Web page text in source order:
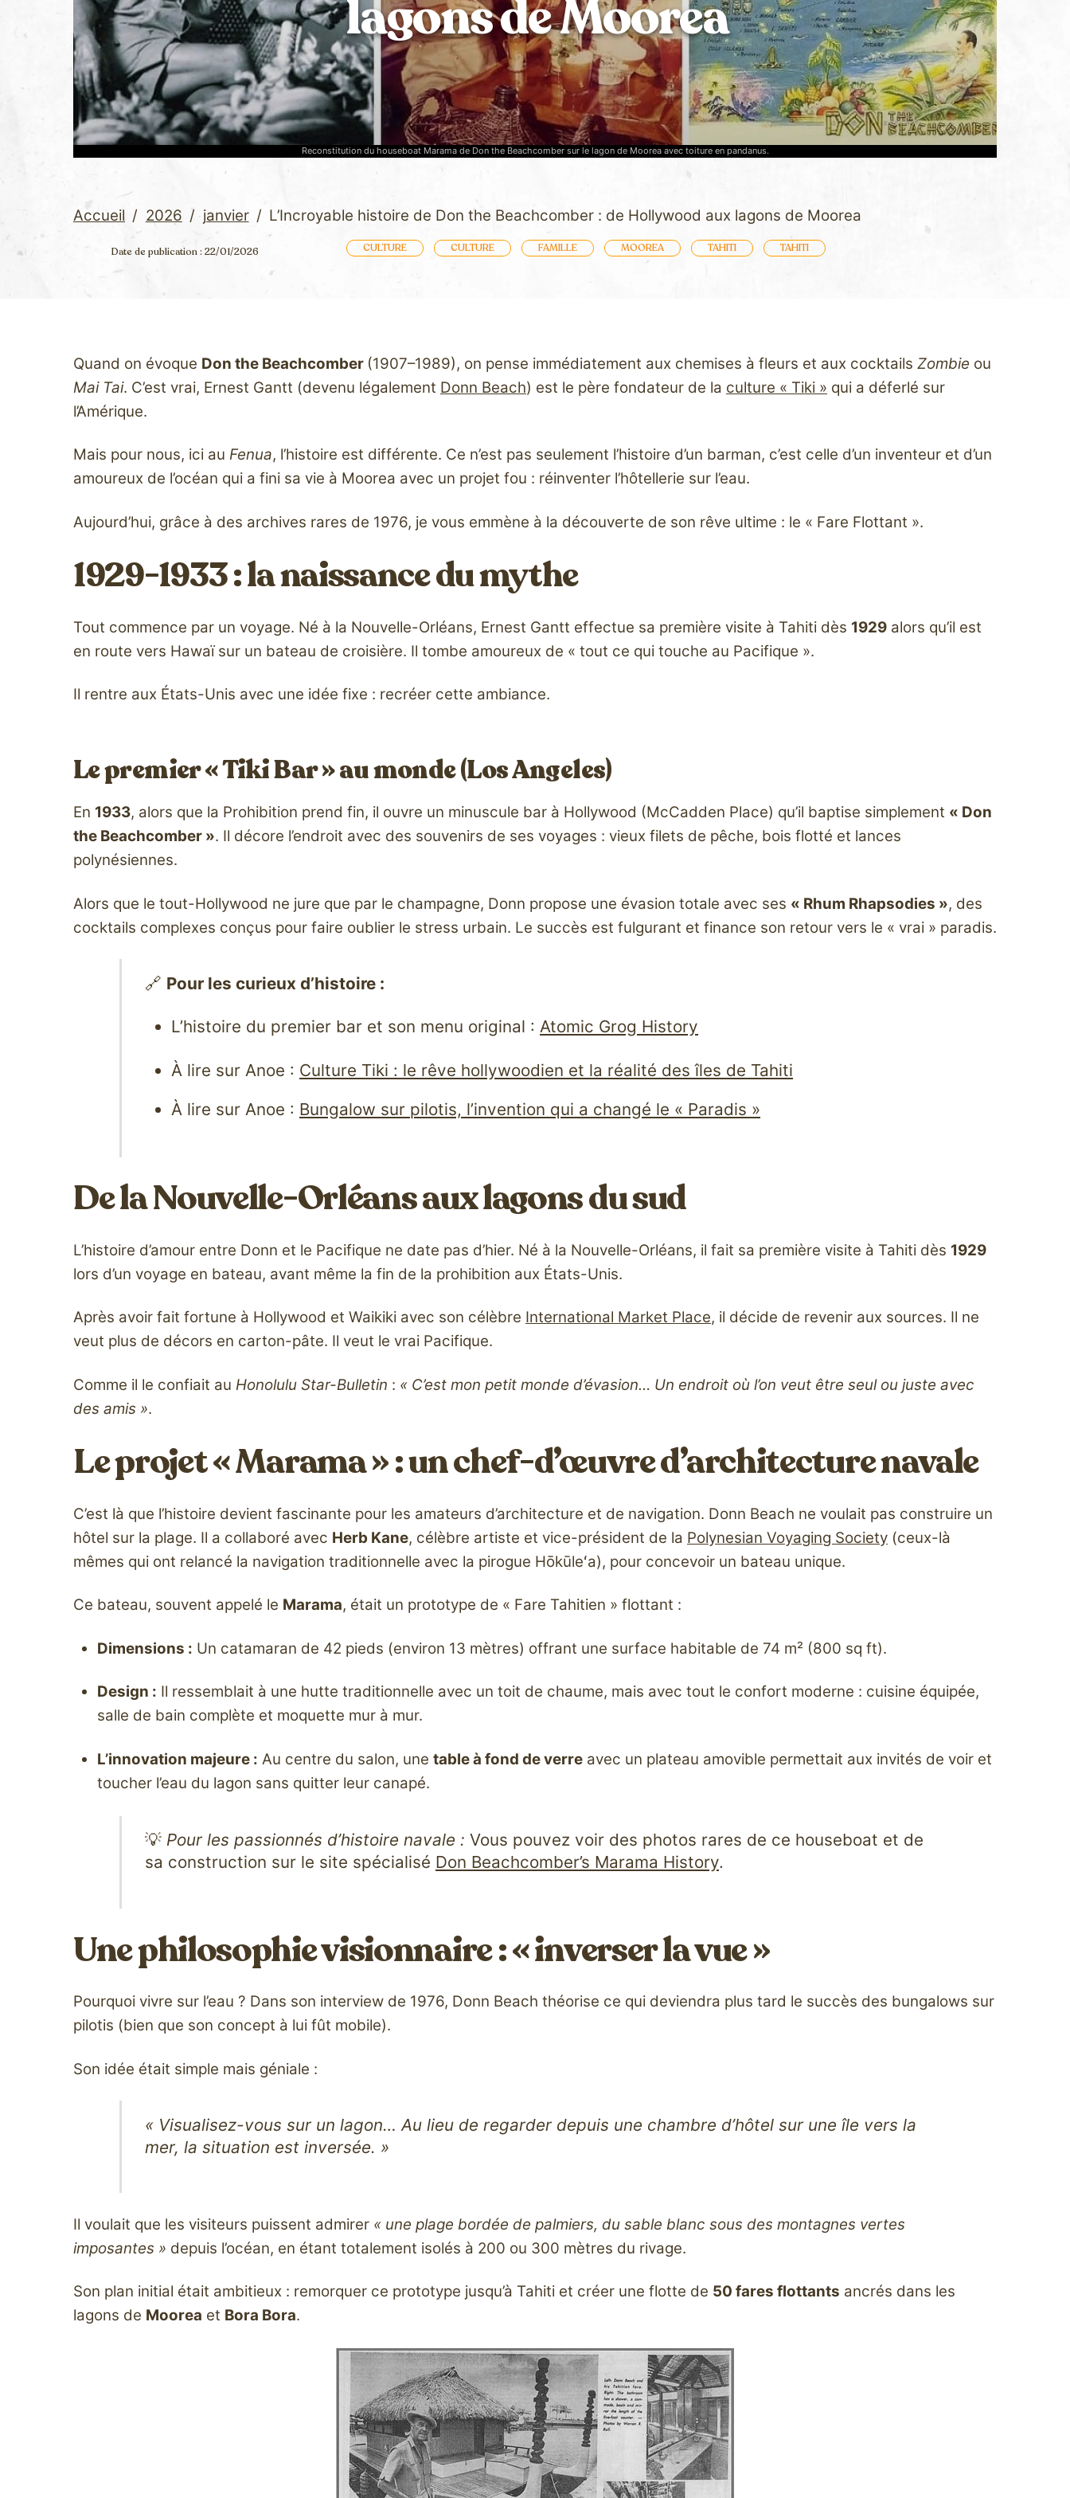
Reconstitution du houseboat Marama de Don the Beachcomber sur le lagon de Moorea avec toiture en pandanus.
lagons de Moorea
Accueil / 2026 / janvier / L’Incroyable histoire de Don the Beachcomber : de Hollywood aux lagons de Moorea
Date de publication : 22/01/2026 CULTURE CULTURE FAMILLE MOOREA TAHITI TAHITI
Quand on évoque Don the Beachcomber (1907–1989), on pense immédiatement aux chemises à fleurs et aux cocktails Zombie ou
Mai Tai. C’est vrai, Ernest Gantt (devenu légalement Donn Beach) est le père fondateur de la culture « Tiki » qui a déferlé sur
l’Amérique.
Mais pour nous, ici au Fenua, l’histoire est différente. Ce n’est pas seulement l’histoire d’un barman, c’est celle d’un inventeur et d’un
amoureux de l’océan qui a fini sa vie à Moorea avec un projet fou : réinventer l’hôtellerie sur l’eau.
Aujourd’hui, grâce à des archives rares de 1976, je vous emmène à la découverte de son rêve ultime : le « Fare Flottant ».
1929-1933 : la naissance du mythe
Tout commence par un voyage. Né à la Nouvelle-Orléans, Ernest Gantt effectue sa première visite à Tahiti dès 1929 alors qu’il est
en route vers Hawaï sur un bateau de croisière. Il tombe amoureux de « tout ce qui touche au Pacifique ».
Il rentre aux États-Unis avec une idée fixe : recréer cette ambiance.
Le premier « Tiki Bar » au monde (Los Angeles)
En 1933, alors que la Prohibition prend fin, il ouvre un minuscule bar à Hollywood (McCadden Place) qu’il baptise simplement « Don
the Beachcomber ». Il décore l’endroit avec des souvenirs de ses voyages : vieux filets de pêche, bois flotté et lances
polynésiennes.
Alors que le tout-Hollywood ne jure que par le champagne, Donn propose une évasion totale avec ses « Rhum Rhapsodies », des
cocktails complexes conçus pour faire oublier le stress urbain. Le succès est fulgurant et finance son retour vers le « vrai » paradis.
🔗 Pour les curieux d’histoire :
L’histoire du premier bar et son menu original :Atomic Grog History
À lire sur Anoe : Culture Tiki : le rêve hollywoodien et la réalité des îles de Tahiti
À lire sur Anoe : Bungalow sur pilotis, l’invention qui a changé le « Paradis »
De la Nouvelle-Orléans aux lagons du sud
L’histoire d’amour entre Donn et le Pacifique ne date pas d’hier. Né à la Nouvelle-Orléans, il fait sa première visite à Tahiti dès 1929
lors d’un voyage en bateau, avant même la fin de la prohibition aux États-Unis.
Après avoir fait fortune à Hollywood et Waikiki avec son célèbre International Market Place, il décide de revenir aux sources. Il ne
veut plus de décors en carton-pâte. Il veut le vrai Pacifique.
Comme il le confiait au Honolulu Star-Bulletin : « C’est mon petit monde d’évasion… Un endroit où l’on veut être seul ou juste avec
des amis ».
Le projet « Marama » : un chef-d’œuvre d’architecture navale
C’est là que l’histoire devient fascinante pour les amateurs d’architecture et de navigation. Donn Beach ne voulait pas construire un
hôtel sur la plage. Il a collaboré avec Herb Kane, célèbre artiste et vice-président de la Polynesian Voyaging Society (ceux-là
mêmes qui ont relancé la navigation traditionnelle avec la pirogue Hōkūleʻa), pour concevoir un bateau unique.
Ce bateau, souvent appelé le Marama, était un prototype de « Fare Tahitien » flottant :
Dimensions : Un catamaran de 42 pieds (environ 13 mètres) offrant une surface habitable de 74 m² (800 sq ft).
Design : Il ressemblait à une hutte traditionnelle avec un toit de chaume, mais avec tout le confort moderne : cuisine équipée,
salle de bain complète et moquette mur à mur.
L’innovation majeure : Au centre du salon, unetable à fond de verre avec un plateau amovible permettait aux invités de voir et
toucher l’eau du lagon sans quitter leur canapé.
💡 Pour les passionnés d’histoire navale : Vous pouvez voir des photos rares de ce houseboat et de
sa construction sur le site spécialisé Don Beachcomber’s Marama History.
Une philosophie visionnaire : « inverser la vue »
Pourquoi vivre sur l’eau ? Dans son interview de 1976, Donn Beach théorise ce qui deviendra plus tard le succès des bungalows sur
pilotis (bien que son concept à lui fût mobile).
Son idée était simple mais géniale :
« Visualisez-vous sur un lagon… Au lieu de regarder depuis une chambre d’hôtel sur une île vers la
mer, la situation est inversée. »
Il voulait que les visiteurs puissent admirer « une plage bordée de palmiers, du sable blanc sous des montagnes vertes
imposantes » depuis l’océan, en étant totalement isolés à 200 ou 300 mètres du rivage.
Son plan initial était ambitieux : remorquer ce prototype jusqu’à Tahiti et créer une flotte de 50 fares flottants ancrés dans les
lagons de Moorea et Bora Bora.